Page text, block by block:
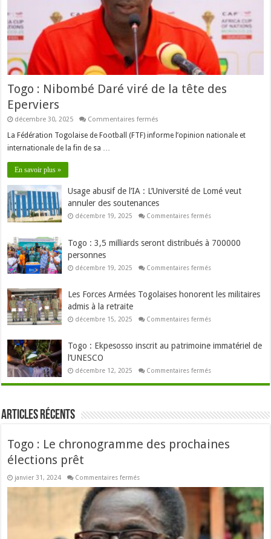
Togo : Nibombé Daré viré de la tête des
Eperviers
décembre 30, 2025 Commentaires fermés
:
des
La Fédération Togolaise de Football (FTF) informe l’opinion nationale et
internationale de la fin de sa …
En savoir plus »
Usage abusif de l’IA : L’Université de Lomé veut
annuler des soutenances
décembre 19, 2025 Commentaires ferméssur
l’IA
de
des
Togo : 3,5 milliards seront distribués à 700000
personnes
décembre 19, 2025 Commentaires ferméssur
milliards
à
Les Forces Armées Togolaises honorent les militaires
admis à la retraite
décembre 15, 2025 Commentaires ferméssur
Togolaises
militaires
à
Togo : Ekpesosso inscrit au patrimoine immatériel de
l’UNESCO
décembre 12, 2025 Commentaires ferméssur
:
patrimoine
immatériel
Articles récents
Togo : Le chronogramme des prochaines
élections prêt
janvier 31, 2024 Commentaires ferméssur
:
chronogramme
des
prochaines
élections
prêt